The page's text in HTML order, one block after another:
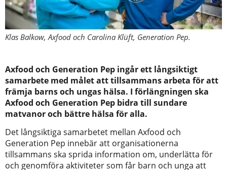
Klas Balkow, Axfood och Carolina Klüft, Generation Pep.
Axfood och Generation Pep ingår ett långsiktigt
samarbete med målet att tillsammans arbeta för att
främja barns och ungas hälsa. I förlängningen ska
Axfood och Generation Pep bidra till sundare
matvanor och bättre hälsa för alla.
Det långsiktiga samarbetet mellan Axfood och
Generation Pep innebär att organisationerna
tillsammans ska sprida information om, underlätta för
och genomföra aktiviteter som får barn och unga att